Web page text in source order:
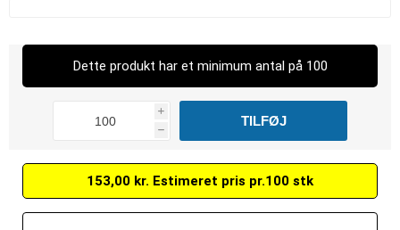
Dette produkt har et minimum antal på 100
i
h
153,00 kr. Estimeret pris pr.100 stk